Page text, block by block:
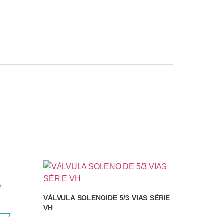
VÁLVULA SOLENOIDE 5/3 VIAS SÉRIE
VH